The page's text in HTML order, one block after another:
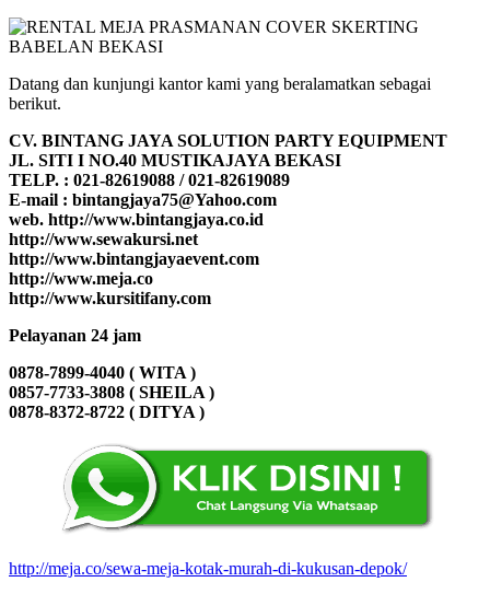
Datang dan kunjungi kantor kami yang beralamatkan sebagai
berikut.
CV. BINTANG JAYA SOLUTION PARTY EQUIPMENT
JL. SITI I NO.40 MUSTIKAJAYA BEKASI
TELP. : 021-82619088 / 021-82619089
E-mail : bintangjaya75@Yahoo.com
web. http://www.bintangjaya.co.id
http://www.sewakursi.net
http://www.bintangjayaevent.com
http://www.meja.co
http://www.kursitifany.com
Pelayanan 24 jam
0878-7899-4040 ( WITA )
0857-7733-3808 ( SHEILA )
0878-8372-8722 ( DITYA )
http://meja.co/sewa-meja-kotak-murah-di-kukusan-depok/